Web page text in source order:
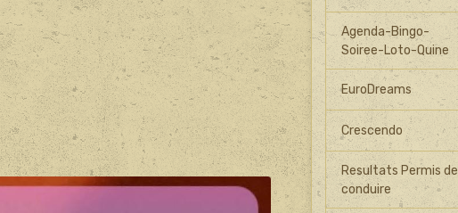
Agenda-Bingo-
Soiree-Loto-Quine
EuroDreams
Crescendo
Resultats Permis de
conduire